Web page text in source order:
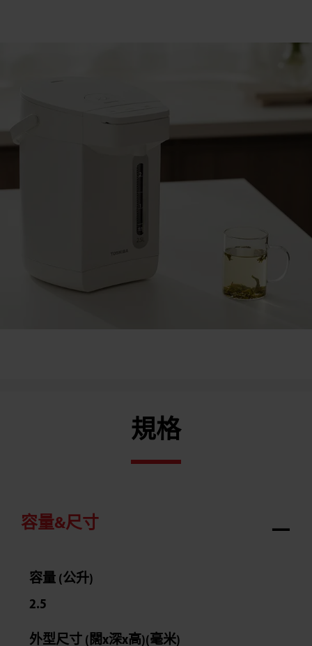
規格
容量&尺寸
容量 (公升)
2.5
外型尺寸 (闊x深x高)(毫米)